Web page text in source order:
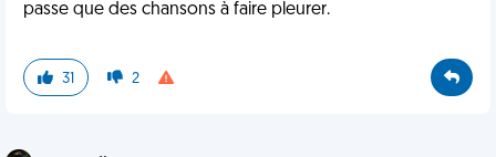
passe que des chansons à faire pleurer.
31 2